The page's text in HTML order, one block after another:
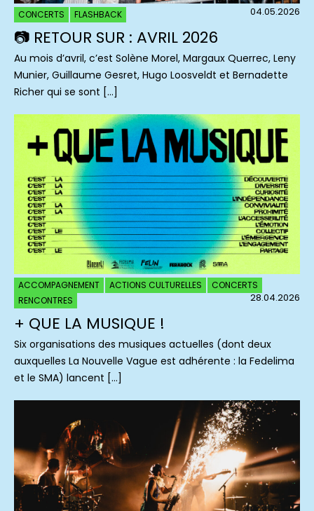
CONCERTS FLASHBACK 04.05.2026
📷 RETOUR SUR : AVRIL 2026
Au mois d’avril, c’est Solène Morel, Margaux Querrec, Leny
Munier, Guillaume Gesret, Hugo Loosveldt et Bernadette
Richer qui se sont […]
ACCOMPAGNEMENT ACTIONS CULTURELLES
CONCERTS
RENCONTRES
28.04.2026
+ QUE LA MUSIQUE !
Six organisations des musiques actuelles (dont deux
auxquelles La Nouvelle Vague est adhérente : la Fedelima
et le SMA) lancent […]